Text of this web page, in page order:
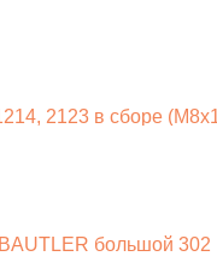
2123 в сборе
большой 302